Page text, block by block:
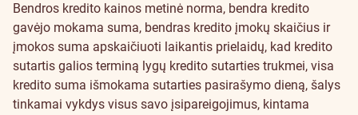
Bendros kredito kainos metinė norma, bendra kredito
gavėjo mokama suma, bendras kredito įmokų skaičius ir
įmokos suma apskaičiuoti laikantis prielaidų, kad kredito
sutartis galios terminą lygų kredito sutarties trukmei, visa
kredito suma išmokama sutarties pasirašymo dieną, šalys
tinkamai vykdys visus savo įsipareigojimus, kintama